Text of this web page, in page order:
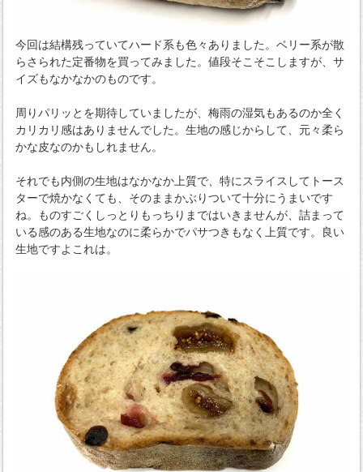
今回は結構残っていてハード系も色々ありました。ベリー系が散
らさられた定番物を買ってみました。値段そこそこしますが、サ
イズもなかなかのものです。
周りパリッとを期待していましたが、梅雨の湿気もあるのか全く
カリカリ感はありませんでした。生地の感じからして、元々柔ら
かな皮なのかもしれません。
それでも内側の生地はなかなか上質で、特にスライスしてトース
ターで焼かなくても、そのままかぶりついて十分にうまいです
ね。ものすごくしっとりもっちりまではいきませんが、詰まって
いる感のある生地なのに柔らかでパサつきもなく上質です。良い
生地ですよこれは。